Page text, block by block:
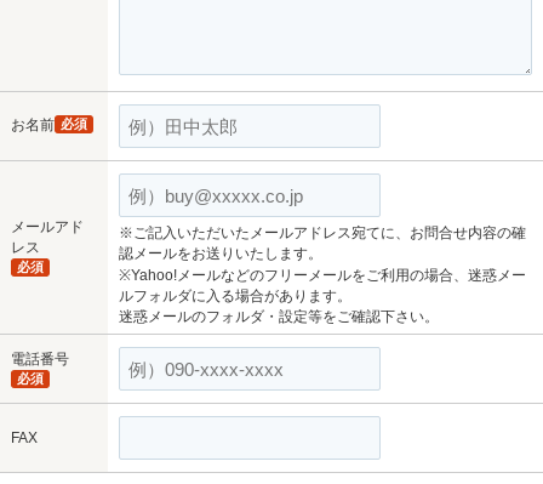
お名前 必須
メールアド
レス
必須
※ご記入いただいたメールアドレス宛てに、お問合せ内容の確
認メールをお送りいたします。
※Yahoo!メールなどのフリーメールをご利用の場合、迷惑メー
ルフォルダに入る場合があります。
迷惑メールのフォルダ・設定等をご確認下さい。
電話番号
必須
FAX